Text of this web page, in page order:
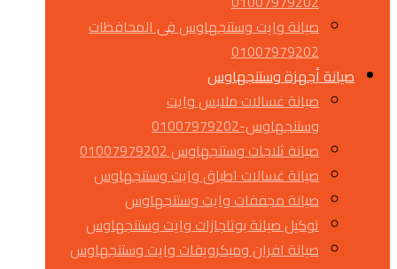
صيانة وايت وستنجهاوس فى المحافظات
01007979202
صيانة أجهزة وستنجهاوس
صيانة غسالات ملابس وايت
وستنجهاوس-01007979202
صيانة ثلاجات وستنجهاوس 01007979202
صيانة غسالات اطباق وايت وستنجهاوس
صيانة مجففات وايت وستنجهاوس
توكيل صيانة بوتاجازات وايت وستنجهاوس
صيانة افران وميكرويفات وايت وستنجهاوس